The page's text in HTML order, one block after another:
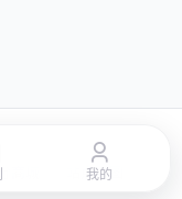
商城 站点地图
我的